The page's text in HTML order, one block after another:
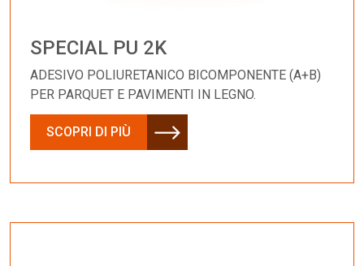
SPECIAL PU 2K
ADESIVO POLIURETANICO BICOMPONENTE (A+B)
PER PARQUET E PAVIMENTI IN LEGNO.
SCOPRI DI PIÙ